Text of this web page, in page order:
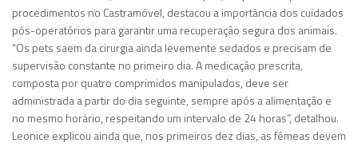
procedimentos no Castramóvel, destacou a importância dos cuidados
pós-operatórios para garantir uma recuperação segura dos animais.
“Os pets saem da cirurgia ainda levemente sedados e precisam de
supervisão constante no primeiro dia. A medicação prescrita,
composta por quatro comprimidos manipulados, deve ser
administrada a partir do dia seguinte, sempre após a alimentação e
no mesmo horário, respeitando um intervalo de 24 horas”, detalhou.
Leonice explicou ainda que, nos primeiros dez dias, as fêmeas devem